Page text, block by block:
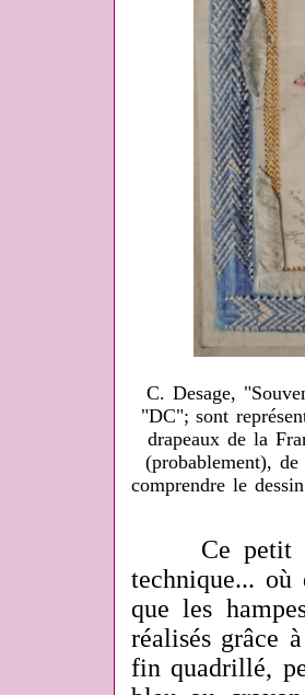
C. Desage,
"DC"; sont
drapeaux de la
(probablement),
comprendre le
Ce petit
technique... où
que les
réalisés grâce
fin quadrillé,